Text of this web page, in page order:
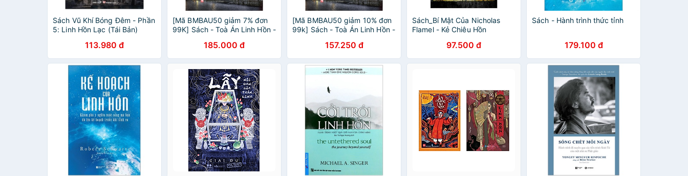
Sách Vũ Khí Bóng Đêm - Phần
5: Linh Hồn Lạc (Tái Bản)
113.980 đ
[Mã BMBAU50 giảm 7% đơn
99K] Sách - Toà Án Linh Hồn -
185.000 đ
[Mã BMBAU50 giảm 10% đơn
99k] Sách - Toà Án Linh Hồn -
157.250 đ
Sách_Bí Mật Của Nicholas
Flamel - Kẻ Chiêu Hồn
97.500 đ
Sách - Hành trình thức tỉnh
179.100 đ